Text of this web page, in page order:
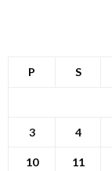
P S
3 4
10 11